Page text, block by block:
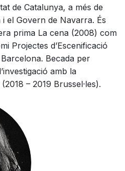
de Catalunya, a més de
el Govern de Navarra. És
prima La cena (2008) com
Projectes d’Escenificació
Becada per
amb la
– 2019 Brussel·les).